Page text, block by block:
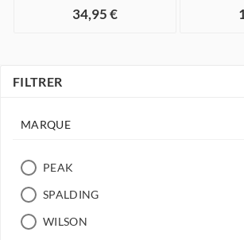
34,95 €
FILTRER
MARQUE
PEAK
SPALDING
WILSON